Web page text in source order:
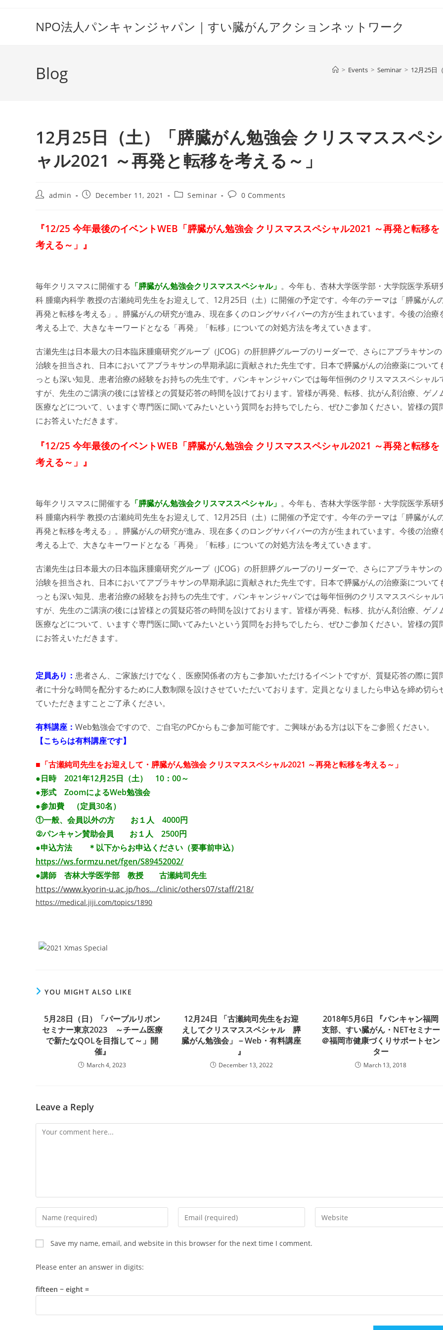
NPO法人パンキャンジャパン｜すい臓がんアクションネットワーク
Blog > Events > Seminar > 12月25日
12月25日（土）「膵臓がん勉強会 クリスマススペシ
ャル2021 ～再発と転移を考える～」
Postadmin
PostDecember 11, 2021
PostSeminar
Post0 Comments
『12/25 今年最後のイベントWEB「膵臓がん勉強会 クリスマススペシャル2021 ～再発と転移を
考える～」』
毎年クリスマスに開催する 「膵臓がん勉強会クリスマススペシャル」 。今年も、杏林大学医学部・大学院医学系研
科 腫瘍内科学 教授の古瀬純司先生をお迎えして、12月25日（土）に開催の予定です。今年のテーマは「膵臓がん
再発と転移を考える」。膵臓がんの研究が進み、現在多くのロングサバイバーの方が生まれています。今後の治療
考える上で、大きなキーワードとなる「再発」「転移」についての対処方法を考えていきます。
古瀬先生は日本最大の日本臨床腫瘍研究グループ（JCOG）の肝胆膵グループのリーダーで、さらにアブラキサンの
治験を担当され、日本においてアブラキサンの早期承認に貢献された先生です。日本で膵臓がんの治療薬について
っとも深い知見、患者治療の経験をお持ちの先生です。パンキャンジャパンでは毎年恒例のクリスマススペシャル
すが、先生のご講演の後には皆様との質疑応答の時間を設けております。皆様が再発、転移、抗がん剤治療、ゲノ
医療などについて、いますぐ専門医に聞いてみたいという質問をお持ちでしたら、ぜひご参加ください。皆様の質
にお答えいただきます。
『12/25 今年最後のイベントWEB「膵臓がん勉強会 クリスマススペシャル2021 ～再発と転移を
考える～」』
毎年クリスマスに開催する 「膵臓がん勉強会クリスマススペシャル」 。今年も、杏林大学医学部・大学院医学系研
科 腫瘍内科学 教授の古瀬純司先生をお迎えして、12月25日（土）に開催の予定です。今年のテーマは「膵臓がん
再発と転移を考える」。膵臓がんの研究が進み、現在多くのロングサバイバーの方が生まれています。今後の治療
考える上で、大きなキーワードとなる「再発」「転移」についての対処方法を考えていきます。
古瀬先生は日本最大の日本臨床腫瘍研究グループ（JCOG）の肝胆膵グループのリーダーで、さらにアブラキサンの
治験を担当され、日本においてアブラキサンの早期承認に貢献された先生です。日本で膵臓がんの治療薬について
っとも深い知見、患者治療の経験をお持ちの先生です。パンキャンジャパンでは毎年恒例のクリスマススペシャル
すが、先生のご講演の後には皆様との質疑応答の時間を設けております。皆様が再発、転移、抗がん剤治療、ゲノ
医療などについて、いますぐ専門医に聞いてみたいという質問をお持ちでしたら、ぜひご参加ください。皆様の質
にお答えいただきます。
定員あり： 患者さん、ご家族だけでなく、医療関係者の方もご参加いただけるイベントですが、質疑応答の際に質
者に十分な時間を配分するために人数制限を設けさせていただいております。定員となりましたら申込を締め切ら
ていただきますことご了承ください。
有料講座： Web勉強会ですので、ご自宅のPCからもご参加可能です。ご興味がある方は以下をご参照ください。
【こちらは有料講座です】
■「古瀬純司先生をお迎えして・膵臓がん勉強会 クリスマススペシャル2021 ～再発と転移を考える～」
●日時 2021年12月25日（土） 10：00～
●形式 ZoomによるWeb勉強会
●参加費 （定員30名）
①一般、会員以外の方 お１人 4000円
②パンキャン賛助会員 お１人 2500円
●申込方法 ＊以下からお申込ください（要事前申込）
https://ws.formzu.net/fgen/S89452002/
●講師 杏林大学医学部 教授 古瀬純司先生
https://www.kyorin-u.ac.jp/hos…/clinic/others07/staff/218/
https://medical.jiji.com/topics/1890
YOU MIGHT ALSO LIKE
5月28日（日）「パープルリボン
セミナー東京2023 ～チーム医療
で新たなQOLを目指して～」開
催』
March 4, 2023
12月24日 「古瀬純司先生をお迎
えしてクリスマススペシャル 膵
臓がん勉強会」－Web・有料講座
』
December 13, 2022
2018年5月6日 『パンキャン福岡
支部、すい臓がん・NETセミナー
＠福岡市健康づくりサポートセン
ター
March 13, 2018
Leave a Reply
Comment
Enter
your
name
or
username
comment
Enter
your
Enter
your
Save my name, email, and website in this browser for the next time I comment.
Please enter an answer in digits:
fifteen − eight =